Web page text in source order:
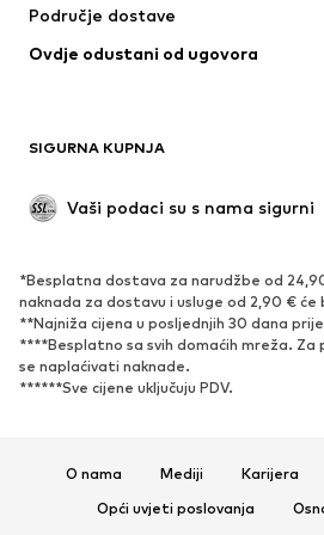
Donje rublje
Kaputi
Posebne prigode
OBUĆA
Novo
Tenisice
Sportska obuća
Papuče
Područje dostave
Ovdje odustani od ugovora
SIGURNA KUPNJA
Vaši podaci su s nama sigurni
*Besplatna dostava za narudžbe od
naknada za dostavu i usluge od 2,90 €
**Najniža cijena u posljednjih 30 dana
****Besplatno sa svih domaćih mreža. Za
se naplaćivati ​​naknade.
******Sve cijene uključuju PDV.
O nama Mediji Karijera
Opći uvjeti poslovanja